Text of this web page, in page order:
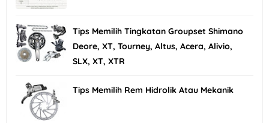
Tips Memilih Tingkatan Groupset Shimano
Deore, XT, Tourney, Altus, Acera, Alivio,
SLX, XT, XTR
Tips Memilih Rem Hidrolik Atau Mekanik